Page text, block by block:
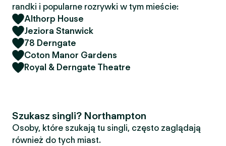
randki i popularne rozrywki w tym mieście:
Althorp House
Jeziora Stanwick
78 Derngate
Coton Manor Gardens
Royal & Derngate Theatre
Szukasz singli? Northampton
Osoby, które szukają tu singli, często zaglądają
również do tych miast.